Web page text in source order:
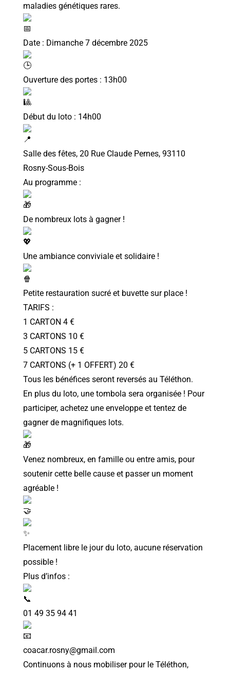
maladies génétiques rares.
Date : Dimanche 7 décembre 2025
Ouverture des portes : 13h00
Début du loto : 14h00
Salle des fêtes, 20 Rue Claude Pernes, 93110
Rosny-Sous-Bois
Au programme :
De nombreux lots à gagner !
Une ambiance conviviale et solidaire !
Petite restauration sucré et buvette sur place !
TARIFS :
1 CARTON 4 €
3 CARTONS 10 €
5 CARTONS 15 €
7 CARTONS (+ 1 OFFERT) 20 €
Tous les bénéfices seront reversés au Téléthon.
En plus du loto, une tombola sera organisée ! Pour
participer, achetez une enveloppe et tentez de
gagner de magnifiques lots.
Venez nombreux, en famille ou entre amis, pour
soutenir cette belle cause et passer un moment
agréable !
Placement libre le jour du loto, aucune réservation
possible !
Plus d’infos :
01 49 35 94 41
coacar.rosny@gmail.com
Continuons à nous mobiliser pour le Téléthon,